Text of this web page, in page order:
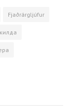
Fjaðrárgljúfur